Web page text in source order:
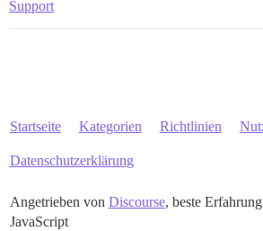
Support
Startseite Kategorien Richtlinien
Datenschutzerklärung
Angetrieben von Discourse, beste
JavaScript